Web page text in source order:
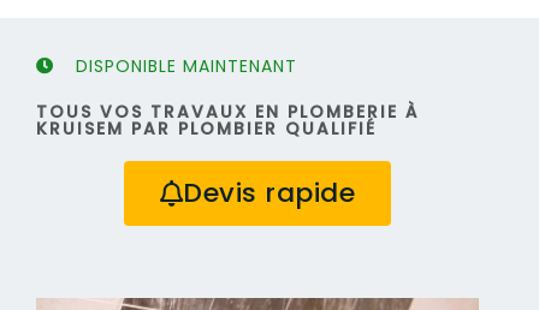
DISPONIBLE MAINTENANT
TOUS VOS TRAVAUX EN PLOMBERIE À
KRUISEM PAR PLOMBIER QUALIFIÉ
Devis rapide